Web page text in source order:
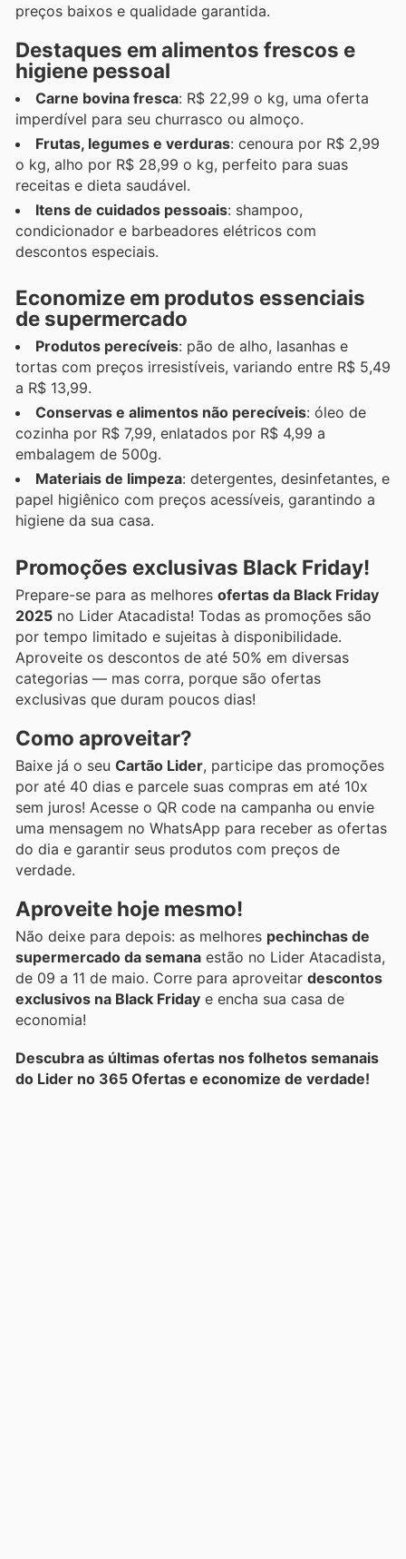
preços baixos e qualidade garantida.
Destaques em alimentos frescos e
higiene pessoal
Carne bovina fresca: R$ 22,99 o kg, uma oferta
imperdível para seu churrasco ou almoço.
Frutas, legumes e verduras: cenoura por R$ 2,99
o kg, alho por R$ 28,99 o kg, perfeito para suas
receitas e dieta saudável.
Itens de cuidados pessoais: shampoo,
condicionador e barbeadores elétricos com
descontos especiais.
Economize em produtos essenciais
de supermercado
Produtos perecíveis: pão de alho, lasanhas e
tortas com preços irresistíveis, variando entre R$ 5,49
a R$ 13,99.
Conservas e alimentos não perecíveis: óleo de
cozinha por R$ 7,99, enlatados por R$ 4,99 a
embalagem de 500g.
Materiais de limpeza: detergentes, desinfetantes, e
papel higiênico com preços acessíveis, garantindo a
higiene da sua casa.
Promoções exclusivas Black Friday!
Prepare-se para as melhores ofertas da Black Friday
2025 no Lider Atacadista! Todas as promoções são
por tempo limitado e sujeitas à disponibilidade.
Aproveite os descontos de até 50% em diversas
categorias — mas corra, porque são ofertas
exclusivas que duram poucos dias!
Como aproveitar?
Baixe já o seu Cartão Lider, participe das promoções
por até 40 dias e parcele suas compras em até 10x
sem juros! Acesse o QR code na campanha ou envie
uma mensagem no WhatsApp para receber as ofertas
do dia e garantir seus produtos com preços de
verdade.
Aproveite hoje mesmo!
Não deixe para depois: as melhores pechinchas de
supermercado da semana estão no Lider Atacadista,
de 09 a 11 de maio. Corre para aproveitar descontos
exclusivos na Black Friday e encha sua casa de
economia!
Descubra as últimas ofertas nos folhetos semanais
do Lider no 365 Ofertas e economize de verdade!